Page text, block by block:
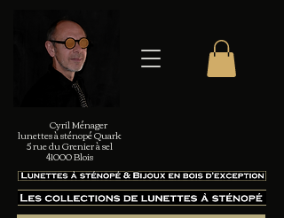
Cyril Ménager
lunettes à sténopé Quark
5 rue du Grenier à sel
41000 Blois